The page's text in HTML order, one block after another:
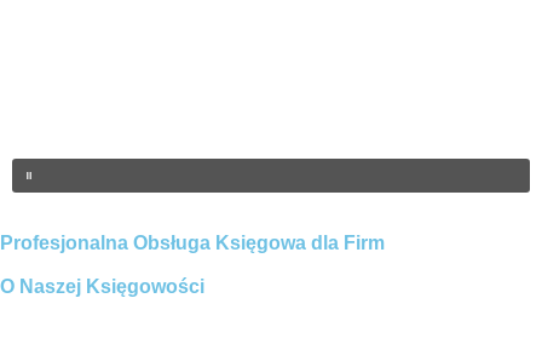
Profesjonalna Obsługa Księgowa dla Firm
O Naszej Księgowości